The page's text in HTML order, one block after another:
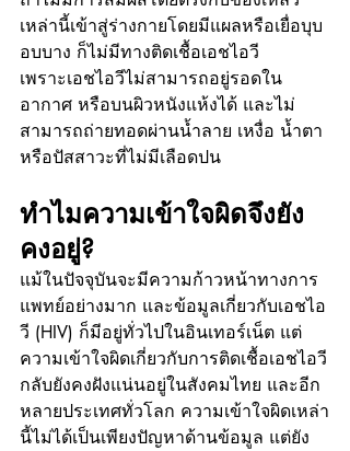
เหล่านี้เข้าสู่ร่างกายโดยมีแผลหรือเยื่อบุบ
อบบาง ก็ไม่มีทางติดเชื้อเอชไอวี
เพราะเอชไอวีไม่สามารถอยู่รอดใน
อากาศ หรือบนผิวหนังแห้งได้ และไม่
สามารถถ่ายทอดผ่านน้ำลาย เหงื่อ น้ำตา
หรือปัสสาวะที่ไม่มีเลือดปน
ทำไมความเข้าใจผิดจึงยัง
คงอยู่?
แม้ในปัจจุบันจะมีความก้าวหน้าทางการ
แพทย์อย่างมาก และข้อมูลเกี่ยวกับเอชไอ
วี (HIV) ก็มีอยู่ทั่วไปในอินเทอร์เน็ต แต่
ความเข้าใจผิดเกี่ยวกับการติดเชื้อเอชไอวี
กลับยังคงฝังแน่นอยู่ในสังคมไทย และอีก
หลายประเทศทั่วโลก ความเข้าใจผิดเหล่า
นี้ไม่ได้เป็นเพียงปัญหาด้านข้อมูล แต่ยัง